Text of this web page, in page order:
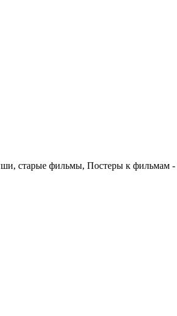
старые фильмы, Постеры к фильмам -